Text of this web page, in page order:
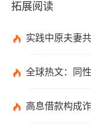
拓展阅读
实践中原夫妻共同债务承担
全球热文：同性婚姻是否
高息借款构成诈骗罪